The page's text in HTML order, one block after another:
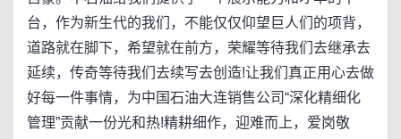
台，作为新生代的我们，不能仅仅仰望巨人们的项背，
道路就在脚下，希望就在前方，荣耀等待我们去继承去
延续，传奇等待我们去续写去创造!让我们真正用心去做
好每一件事情，为中国石油大连销售公司“深化精细化
管理”贡献一份光和热!精耕细作，迎难而上，爱岗敬